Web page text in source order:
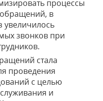
процессы
в
увеличилось
звонков при
стала
проведения
с целью
и